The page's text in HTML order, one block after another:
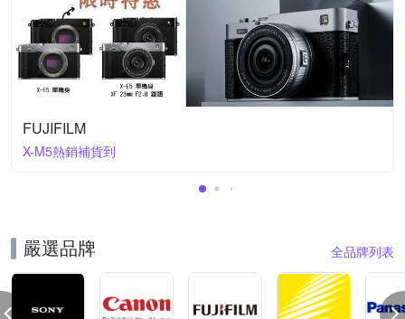
FUJIFILM
X-M5熱銷補貨到
嚴選品牌 全品牌列表